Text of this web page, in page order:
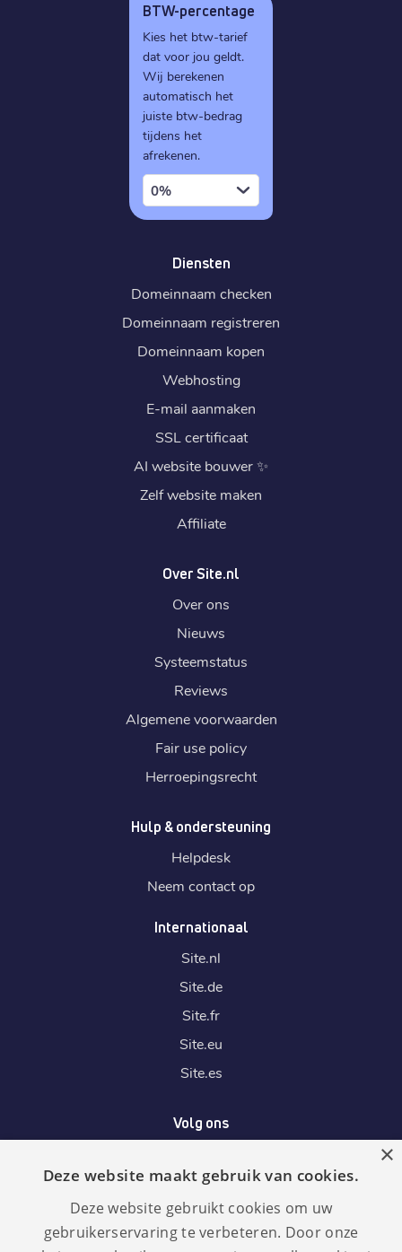
BTW-percentage
Kies het btw-tarief
dat voor jou geldt.
Wij berekenen
automatisch het
juiste btw-bedrag
tijdens het
afrekenen.
0%
Diensten
Domeinnaam checken
Domeinnaam registreren
Domeinnaam kopen
Webhosting
E-mail aanmaken
SSL certificaat
AI website bouwer✨
Zelf website maken
Affiliate
Over Site.nl
Over ons
Nieuws
Systeemstatus
Reviews
Algemene voorwaarden
Fair use policy
Herroepingsrecht
Hulp & ondersteuning
Helpdesk
Neem contact op
Internationaal
Site.nl
Site.de
Site.fr
Site.eu
Site.es
Volg ons
Wij accepteren
×
Deze website maakt gebruik van cookies.
Deze website gebruikt cookies om uw
gebruikerservaring te verbeteren. Door onze